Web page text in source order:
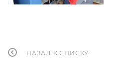
НАЗАД К СПИСКУ